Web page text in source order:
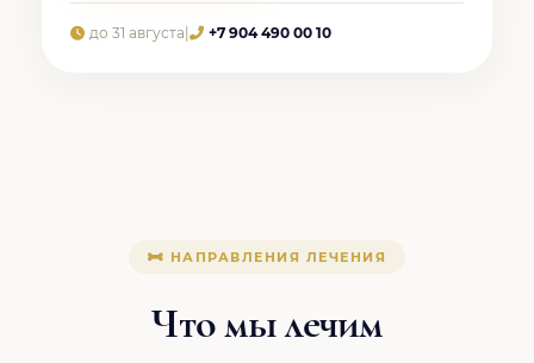
до 31 августа +7 904 490 00 10
НАПРАВЛЕНИЯ ЛЕЧЕНИЯ
Что мы лечим